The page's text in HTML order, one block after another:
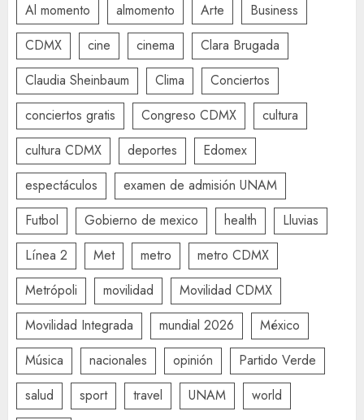
Al momento
almomento Arte
Business
CDMX
cine cinema
Clara Brugada
Claudia Sheinbaum
Clima
Conciertos
conciertos gratis
Congreso CDMX
cultura
cultura CDMX
deportes
Edomex
espectáculos
examen de admisión UNAM
Futbol
Gobierno de mexico health
Lluvias
Línea 2
Met metro
metro CDMX
Metrópoli
movilidad
Movilidad CDMX
Movilidad Integrada
mundial 2026
México
Música
nacionales opinión
Partido Verde
salud
sport travel UNAM
world